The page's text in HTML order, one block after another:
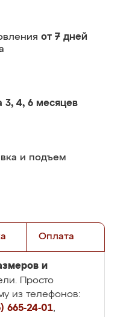
от 7 дней
3, 4, 6 месяцев
и подъем
Оплата
и
Просто
из телефонов:
665-24-01,